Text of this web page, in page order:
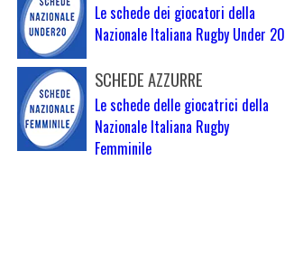
Le schede dei giocatori della
Nazionale Italiana Rugby Under 20
SCHEDE AZZURRE
Le schede delle giocatrici della
Nazionale Italiana Rugby
Femminile